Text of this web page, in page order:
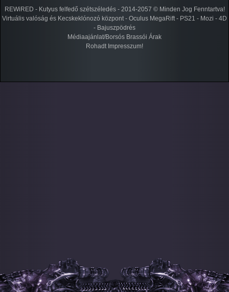
REWiRED - Kutyus felfedő szétszéledés - 2014-2057 © Minden Jog Fenntartva!
Virtuális valóság és Kecskeklónozó központ - Oculus MegaRift - PS21 - Mozi - 4D
- Bajuszpödrés
Médiaajánlat/Borsós Brassói Árak
Rohadt Impresszum!